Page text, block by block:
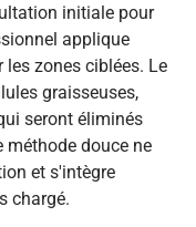
initiale pour
applique
zones ciblées. Le
graisseuses,
seront éliminés
méthode douce ne
et s'intègre
chargé.